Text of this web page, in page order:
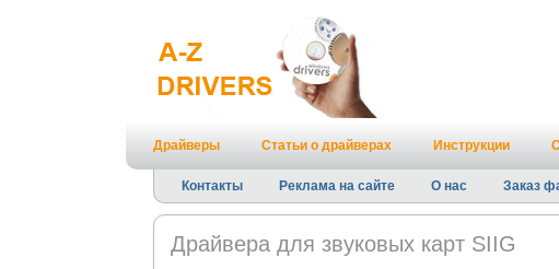
Драйверы Статьи о драйверах Инструкции
Контакты Реклама на сайте О нас Заказ
Драйвера для звуковых карт SIIG